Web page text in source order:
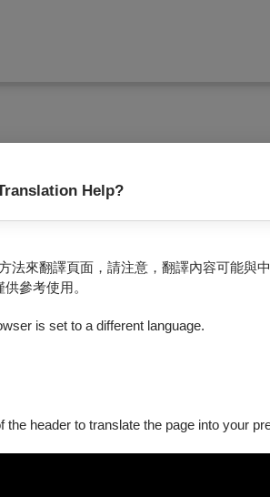
Help?
來翻譯頁面，請注意，翻譯內容可能與
供參考使用。
is set to a different language.
header to translate the page into your